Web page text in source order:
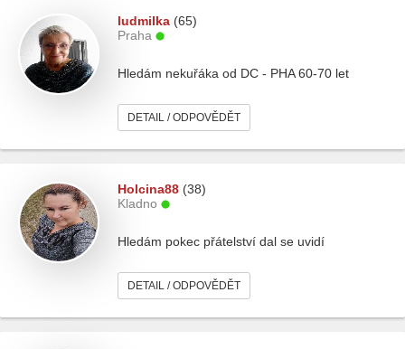
ludmilka (65)
Praha
Hledám nekuřáka od DC - PHA 60-70 let
DETAIL / ODPOVĚDĚT
Holcina88 (38)
Kladno
Hledám pokec přátelství dal se uvidí
DETAIL / ODPOVĚDĚT